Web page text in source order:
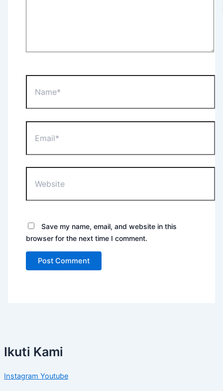
Save my name, email, and website in this
browser for the next time I comment.
Ikuti Kami
Instagram Youtube